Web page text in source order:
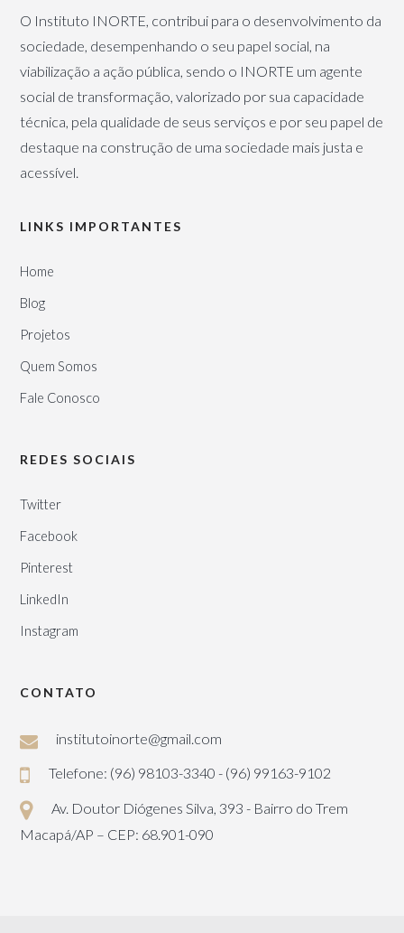
O Instituto INORTE, contribui para o desenvolvimento da
sociedade, desempenhando o seu papel social, na
viabilização a ação pública, sendo o INORTE um agente
social de transformação, valorizado por sua capacidade
técnica, pela qualidade de seus serviços e por seu papel de
destaque na construção de uma sociedade mais justa e
acessível.
LINKS IMPORTANTES
Home
Blog
Projetos
Quem Somos
Fale Conosco
REDES SOCIAIS
Twitter
Facebook
Pinterest
LinkedIn
Instagram
CONTATO
institutoinorte@gmail.com
Telefone: (96) 98103-3340 - (96) 99163-9102
Av. Doutor Diógenes Silva, 393 - Bairro do Trem
Macapá/AP – CEP: 68.901-090